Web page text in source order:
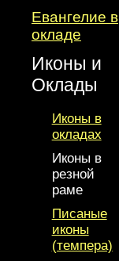
Евангелие в
окладе
Иконы и
Оклады
Иконы в
окладах
Иконы в
резной
раме
Писаные
иконы
(темпера)